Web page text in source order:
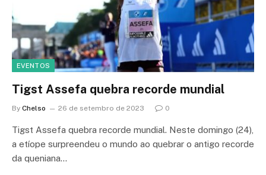
EVENTOS
Tigst Assefa quebra recorde mundial
By Chelso 26 de setembro de 2023 0
Tigst Assefa quebra recorde mundial. Neste domingo (24),
a etíope surpreendeu o mundo ao quebrar o antigo recorde
da queniana…